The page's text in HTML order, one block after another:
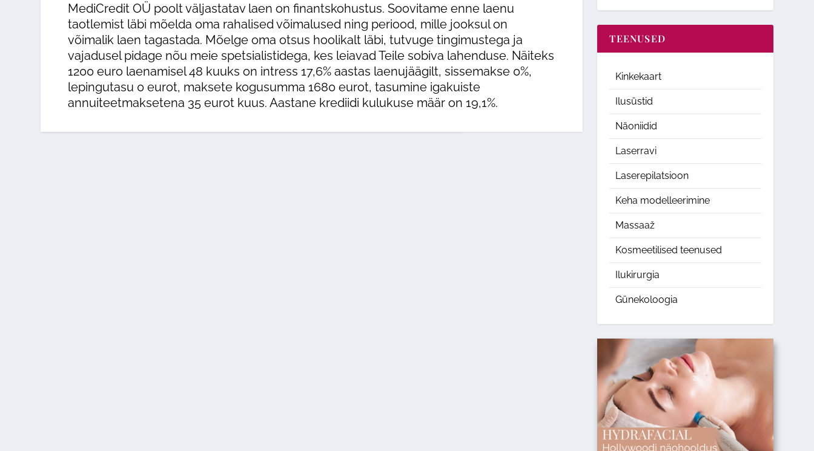
MediCredit OÜ poolt väljastatav laen on finantskohustus. Soovitame enne laenu
taotlemist läbi mõelda oma rahalised võimalused ning periood, mille jooksul on
võimalik laen tagastada. Mõelge oma otsus hoolikalt läbi, tutvuge tingimustega ja
vajadusel pidage nõu meie spetsialistidega, kes leiavad Teile sobiva lahenduse. Näiteks
1200 euro laenamisel 48 kuuks on intress 17,6% aastas laenujäägilt, sissemakse 0%,
lepingutasu 0 eurot, maksete kogusumma 1680 eurot, tasumine igakuiste
annuiteetmaksetena 35 eurot kuus. Aastane krediidi kulukuse määr on 19,1%.
TEENUSED
Kinkekaart
Ilusüstid
Näoniidid
Laserravi
Laserepilatsioon
Keha modelleerimine
Massaaž
Kosmeetilised teenused
Ilukirurgia
Günekoloogia